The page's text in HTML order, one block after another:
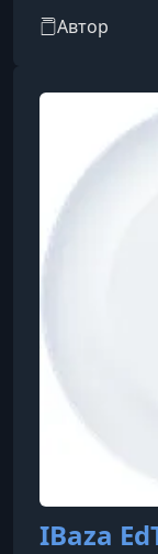
один из
объединения
на
Москве,
Британской
эксперт в
регулярно
Автор
IBaza